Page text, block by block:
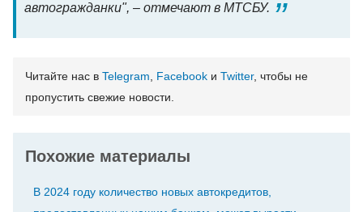
автогражданки", – отмечают в МТСБУ.
Читайте нас в Telegram Facebook и Twitter, чтобы не
пропустить свежие новости.
Похожие материалы
В 2024 году количество новых автокредитов,